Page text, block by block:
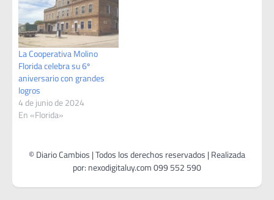
La Cooperativa Molino
Florida celebra su 6º
aniversario con grandes
logros
4 de junio de 2024
En «Florida»